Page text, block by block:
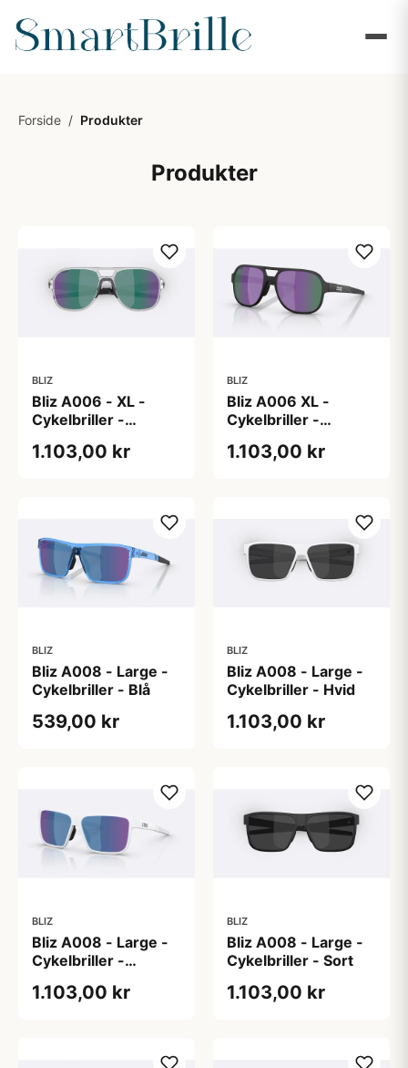
Forside / Produkter
Produkter
BLIZ
Bliz A006 - XL -
Cykelbriller -
1.103,00 kr
BLIZ
Bliz A006 XL -
Cykelbriller -
1.103,00 kr
BLIZ
Bliz A008 - Large -
Cykelbriller - Blå
539,00 kr
BLIZ
Bliz A008 - Large -
Cykelbriller - Hvid
1.103,00 kr
BLIZ
Bliz A008 - Large -
Cykelbriller -
1.103,00 kr
BLIZ
Bliz A008 - Large -
Cykelbriller - Sort
1.103,00 kr